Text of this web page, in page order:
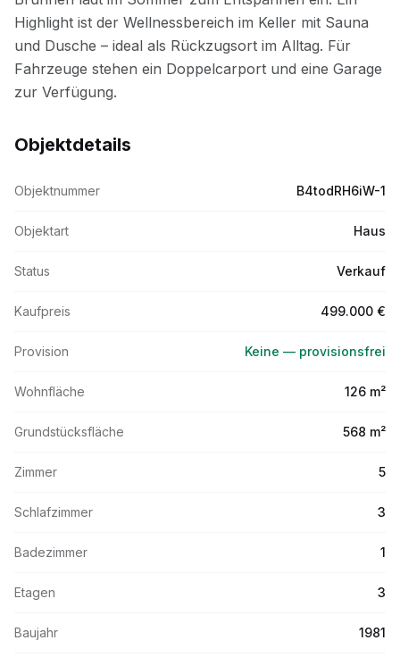
Objektdetails
Objektnummer B4todRH6iW-1
Objektart Haus
Status Verkauf
Kaufpreis 499.000 €
Provision Keine — provisionsfrei
Wohnfläche 126 m²
Grundstücksfläche 568 m²
Zimmer 5
Schlafzimmer 3
Badezimmer 1
Etagen 3
Baujahr 1981